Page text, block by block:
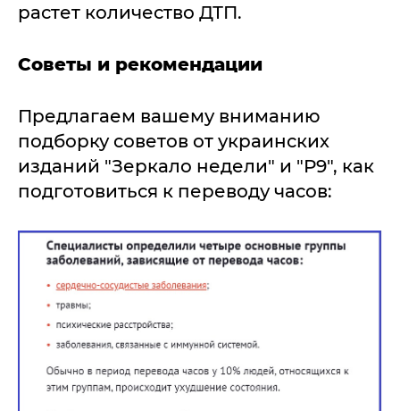
растет количество ДТП.
Советы и рекомендации
Предлагаем вашему вниманию
подборку советов от украинских
изданий "Зеркало недели" и "Р9", как
подготовиться к переводу часов: